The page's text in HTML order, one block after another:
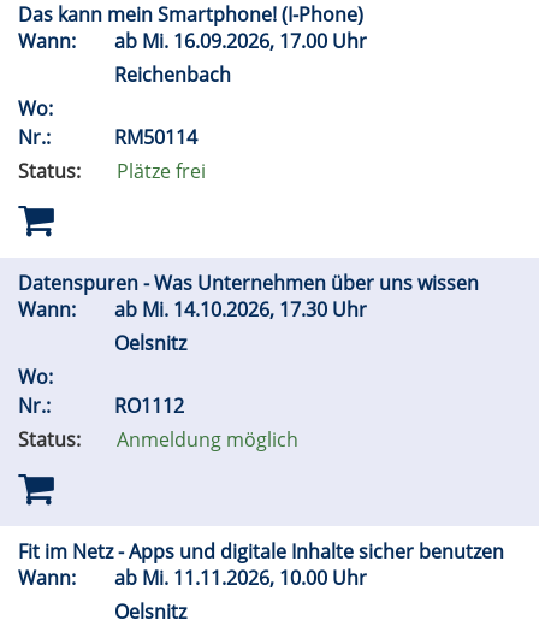
Das kann mein Smartphone! (I-Phone)
Wann:
ab Mi. 16.09.2026, 17.00 Uhr
Reichenbach
Wo:
Nr.:
RM50114
Status:
Plätze frei
Datenspuren - Was Unternehmen über uns wissen
Wann:
ab Mi. 14.10.2026, 17.30 Uhr
Oelsnitz
Wo:
Nr.:
RO1112
Status:
Anmeldung möglich
Fit im Netz - Apps und digitale Inhalte sicher benutzen
Wann:
ab Mi. 11.11.2026, 10.00 Uhr
Oelsnitz